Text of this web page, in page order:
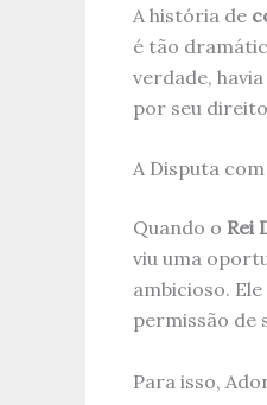
A história de
é tão
verdade,
por seu
A Disputa
Quando o Rei
viu uma
ambicioso.
permissão de
Para isso,